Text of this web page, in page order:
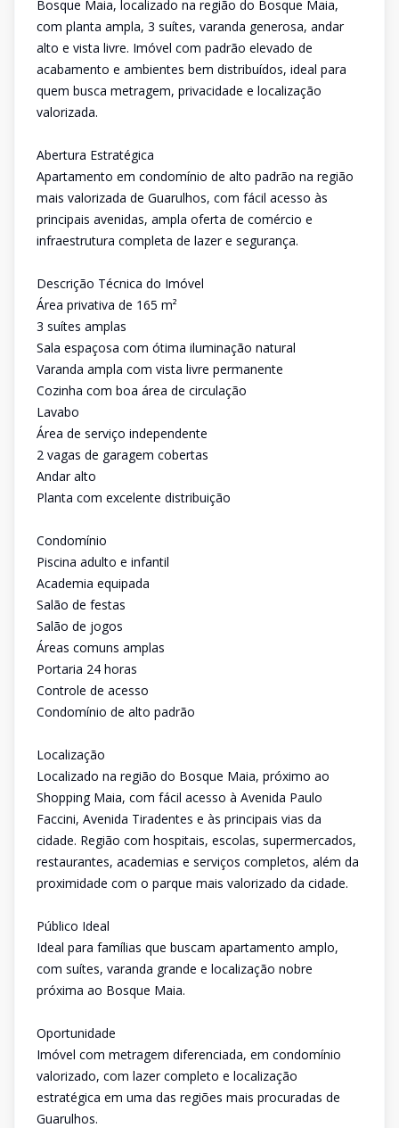
Bosque Maia, localizado na região do Bosque Maia,
com planta ampla, 3 suítes, varanda generosa, andar
alto e vista livre. Imóvel com padrão elevado de
acabamento e ambientes bem distribuídos, ideal para
quem busca metragem, privacidade e localização
valorizada.
Abertura Estratégica
Apartamento em condomínio de alto padrão na região
mais valorizada de Guarulhos, com fácil acesso às
principais avenidas, ampla oferta de comércio e
infraestrutura completa de lazer e segurança.
Descrição Técnica do Imóvel
Área privativa de 165 m²
3 suítes amplas
Sala espaçosa com ótima iluminação natural
Varanda ampla com vista livre permanente
Cozinha com boa área de circulação
Lavabo
Área de serviço independente
2 vagas de garagem cobertas
Andar alto
Planta com excelente distribuição
Condomínio
Piscina adulto e infantil
Academia equipada
Salão de festas
Salão de jogos
Áreas comuns amplas
Portaria 24 horas
Controle de acesso
Condomínio de alto padrão
Localização
Localizado na região do Bosque Maia, próximo ao
Shopping Maia, com fácil acesso à Avenida Paulo
Faccini, Avenida Tiradentes e às principais vias da
cidade. Região com hospitais, escolas, supermercados,
restaurantes, academias e serviços completos, além da
proximidade com o parque mais valorizado da cidade.
Público Ideal
Ideal para famílias que buscam apartamento amplo,
com suítes, varanda grande e localização nobre
próxima ao Bosque Maia.
Oportunidade
Imóvel com metragem diferenciada, em condomínio
valorizado, com lazer completo e localização
estratégica em uma das regiões mais procuradas de
Guarulhos.